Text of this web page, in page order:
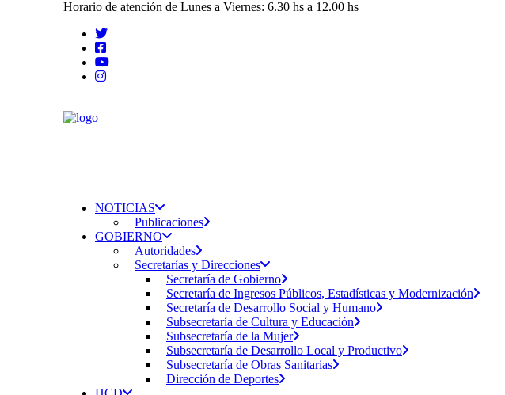
Horario de atención de Lunes a Viernes: 6.30 hs a 12.00 hs
NOTICIAS
Publicaciones
GOBIERNO
Autoridades
Secretarías y Direcciones
Secretaría de Gobierno
Secretaría de Ingresos Públicos, Estadísticas y Modernización
Secretaría de Desarrollo Social y Humano
Subsecretaría de Cultura y Educación
Subsecretaría de la Mujer
Subsecretaría de Desarrollo Local y Productivo
Subsecretaría de Obras Sanitarias
Dirección de Deportes